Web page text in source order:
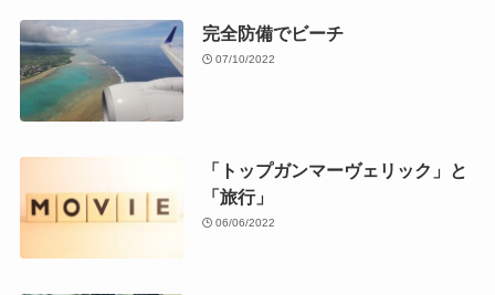
完全防備でビーチ
07/10/2022
「トップガンマーヴェリック」と
「旅行」
06/06/2022